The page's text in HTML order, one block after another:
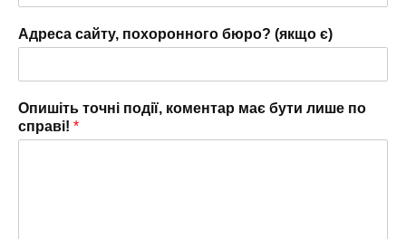
Адреса сайту, похоронного бюро? (якщо є)
Опишіть точні події, коментар має бути лише по
справі! *